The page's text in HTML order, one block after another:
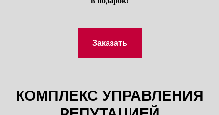
Заказать
КОМПЛЕКС УПРАВЛЕНИЯ